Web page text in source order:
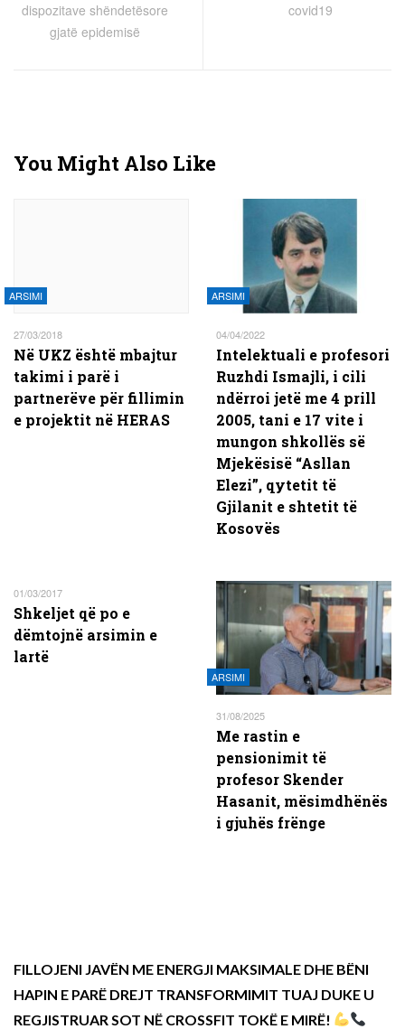
dispozitave shëndetësore
gjatë epidemisë
covid19
You Might Also Like
ARSIMI
27/03/2018
Në UKZ është mbajtur
takimi i parë i
partnerëve për fillimin
e projektit në HERAS
ARSIMI
04/04/2022
Intelektuali e profesori
Ruzhdi Ismajli, i cili
ndërroi jetë me 4 prill
2005, tani e 17 vite i
mungon shkollës së
Mjekësisë “Asllan
Elezi”, qytetit të
Gjilanit e shtetit të
Kosovës
01/03/2017
Shkeljet që po e
dëmtojnë arsimin e
lartë
ARSIMI
31/08/2025
Me rastin e
pensionimit të
profesor Skender
Hasanit, mësimdhënës
i gjuhës frënge
FILLOJENI JAVËN ME ENERGJI MAKSIMALE DHE BËNI
HAPIN E PARË DREJT TRANSFORMIMIT TUAJ DUKE U
REGJISTRUAR SOT NË CROSSFIT TOKË E MIRË!